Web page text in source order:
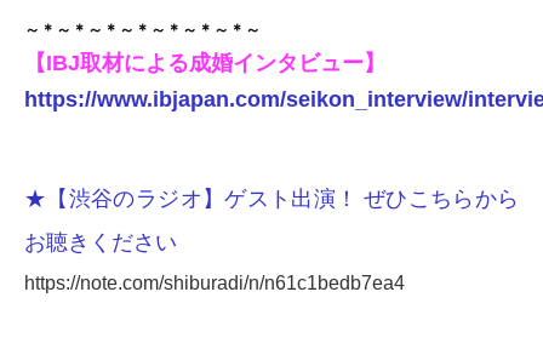
～＊～＊～＊～＊～＊～＊～＊～
【IBJ取材による成婚インタビュー】
https://www.ibjapan.com/seikon_interview/
★【渋谷のラジオ】ゲスト出演！
ぜひこちらから
お聴きください
https://note.com/shiburadi/n/n61c1bedb7ea4